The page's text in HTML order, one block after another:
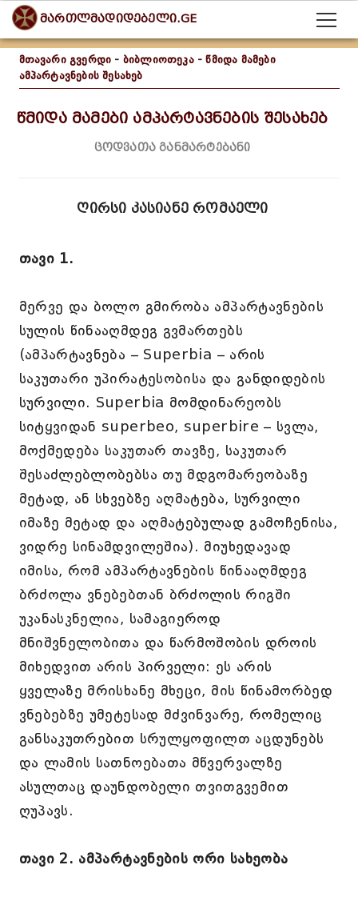
მართლმადიდებელი.GE
მთავარი გვერდი - ბიბლიოთეკა-წმიდა მამები
ამპარტავნების შესახებ
წმიდა მამები ამპარტავნების შესახებ
ცოდვათა განმარტებანი
ღირსი კასიანე რომაელი
თავი 1.
მერვე და ბოლო გმირობა ამპარტავნების
სულის წინააღმდეგ გვმართებს
(ამპარტავნება – Superbia – არის
საკუთარი უპირატესობისა და განდიდების
სურვილი. Superbia მომდინარეობს
სიტყვიდან superbeo, superbire – სვლა,
მოქმედება საკუთარ თავზე, საკუთარ
შესაძლებლობებსა თუ მდგომარეობაზე
მეტად, ან სხვებზე აღმატება, სურვილი
იმაზე მეტად და აღმატებულად გამოჩენისა,
ვიდრე სინამდვილეშია). მიუხედავად
იმისა, რომ ამპარტავნების წინააღმდეგ
ბრძოლა ვნებებთან ბრძოლის რიგში
უკანასკნელია, სამაგიეროდ
მნიშვნელობითა და წარმოშობის დროის
მიხედვით არის პირველი: ეს არის
ყველაზე მრისხანე მხეცი, მის წინამორბედ
ვნებებზე უმეტესად მძვინვარე, რომელიც
განსაკუთრებით სრულყოფილთ აცდუნებს
და ლამის სათნოებათა მწვერვალზე
ასულთაც დაუნდობელი თვითგვემით
ღუპავს.
თავი 2. ამპარტავნების ორი სახეობა